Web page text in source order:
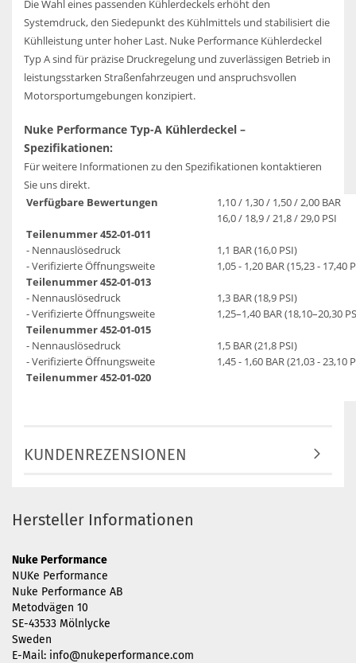
Die Wahl eines passenden Kühlerdeckels erhöht den
Systemdruck, den Siedepunkt des Kühlmittels und stabilisiert die
Kühlleistung unter hoher Last. Nuke Performance Kühlerdeckel
Typ A sind für präzise Druckregelung und zuverlässigen Betrieb in
leistungsstarken Straßenfahrzeugen und anspruchsvollen
Motorsportumgebungen konzipiert.
Nuke Performance Typ-A Kühlerdeckel –
Spezifikationen:
Für weitere Informationen zu den Spezifikationen kontaktieren
Sie uns direkt.
Verfügbare Bewertungen
1,10 / 1,30 / 1,50 / 2,00 BAR
16,0 / 18,9 / 21,8 / 29,0 PSI
Teilenummer 452-01-011
- Nennauslösedruck
1,1 BAR (16,0 PSI)
- Verifizierte Öffnungsweite
1,05 - 1,20 BAR (15,23 - 17,40
Teilenummer 452-01-013
- Nennauslösedruck
1,3 BAR (18,9 PSI)
- Verifizierte Öffnungsweite
1,25–1,40 BAR (18,10–20,30
Teilenummer 452-01-015
- Nennauslösedruck
1,5 BAR (21,8 PSI)
- Verifizierte Öffnungsweite
1,45 - 1,60 BAR (21,03 - 23,10
Teilenummer 452-01-020
KUNDENREZENSIONEN
Hersteller Informationen
Nuke Performance
NUKe Performance
Nuke Performance AB
Metodvägen 10
SE-43533 Mölnlycke
Sweden
E-Mail: info@nukeperformance.com